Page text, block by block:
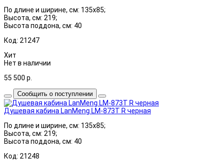
По длине и ширине, см: 135x85;
Высота, см: 219;
Высота поддона, см: 40
Код: 21247
Хит
Нет в наличии
55 500 р.
Сообщить о поступлении
Душевая кабина LanMeng LM-873T R черная
По длине и ширине, см: 135x85;
Высота, см: 219;
Высота поддона, см: 40
Код: 21248